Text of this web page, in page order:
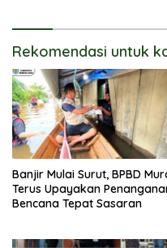
Rekomendasi untuk
Banjir Mulai Surut, BPBD
Terus Upayakan
Bencana Tepat Sasaran